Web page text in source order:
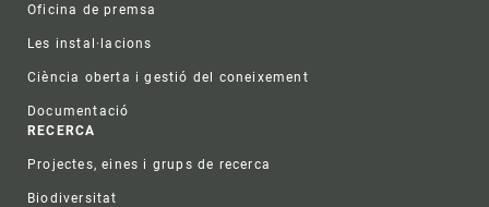
Oficina de premsa
Les instal·lacions
Ciència oberta i gestió del coneixement
Documentació
RECERCA
Projectes, eines i grups de recerca
Biodiversitat